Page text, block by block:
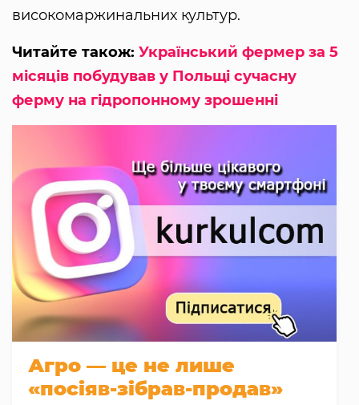
високомаржинальних культур.
Читайте також: Український фермер за 5
місяців побудував у Польщі сучасну
ферму на гідропонному зрошенні
Агро — це не лише
«посіяв-зібрав-продав»